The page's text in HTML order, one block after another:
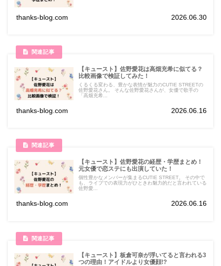
thanks-blog.com 2026.06.30
【キュースト】佐野愛花は高畑充希に似てる？
比較画像で検証してみた！
くるくる変わる、豊かな表情が魅力のCUTIE STREETの
佐野愛花さん。 そんな佐野愛花さんが、女優で歌手の
「高畑充希...
thanks-blog.com 2026.06.16
【キュースト】佐野愛花の経歴・学歴まとめ！
元女優で恋ステにも出演していた！
個性豊かなメンバーが集まるCUTIE STREET。 その中で
も、ライブでの表現力がひときわ魅力的だと言われている
佐野愛...
thanks-blog.com 2026.06.16
【キュースト】板倉可奈が浮いてると言われる3
つの理由！アイドルより女優顔!?